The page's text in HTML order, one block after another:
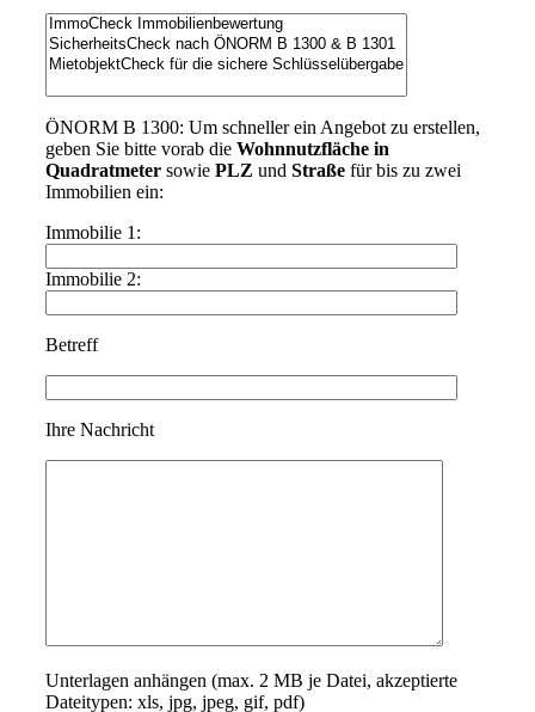
ÖNORM B 1300: Um schneller ein Angebot zu erstellen,
geben Sie bitte vorab die Wohnnutzfläche in
Quadratmeter sowie PLZ und Straße für bis zu zwei
Immobilien ein:
Immobilie 1:
Immobilie 2:
Betreff
Ihre Nachricht
Unterlagen anhängen (max. 2 MB je Datei, akzeptierte
Dateitypen: xls, jpg, jpeg, gif, pdf)